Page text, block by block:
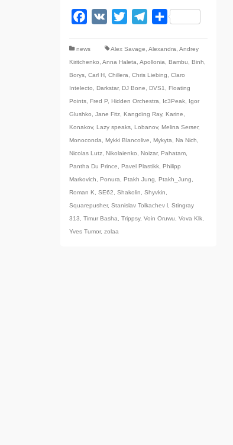
Facebook
VK Twitter TelegramОтправить
news Alex Savage Alexandra Andrey
Kiritchenko Anna Haleta Apollonia Bambu Binh
Borys Carl H Chillera Chris Liebing
Claro
Intelecto
Darkstar, DJ Bone DVS1
Floating
Points Fred P Hidden Orchestra Ic3Peak
Igor
Glushko
Jane Fitz Kangding Ray, Karine
Konakov, Lazy speaks Lobanov, Melina Serser,
Monoconda
Mykki Blancolive Mykyta Na Nich
Nicolas Lutz Nikolaienko Noizar, Pahatam
Pantha Du Prince
Pavel Plastikk Philipp
Markovich
Ponura Ptakh Jung Ptakh_Jung
Roman K
SE62 Shakolin Shyvkin
Squarepusher, Stanislav Tolkachev l Stingray
313
Timur Basha Trippsy, Voin Oruwu Vova Klk
Yves Tumor, zolaa